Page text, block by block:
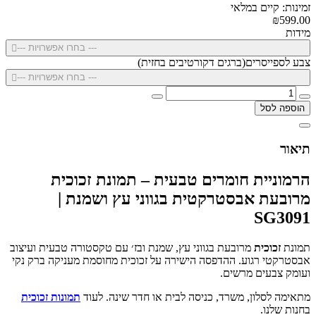
זמינות: קיים במלאי
₪599.00
מידות
--- בחרו אפשרויות ---
צבע לספייסרים(ברגים דקורטיבים בחזית)
--- בחרו אפשרויות ---
הוספה לסל
תיאור
הרמוניית חומרים טבעית – תמונת זכוכית
מרובעת אבסטרקטית בגווני עץ ושמנת |
SG3091
תמונת זכוכית מרובעת בגווני עץ, שמנת ובז׳ עם טקסטורה טבעית ועיצוב
אבסטרקטי רגוע. ההדפסה הישירה על זכוכית מחוסמת מעניקה ברק נקי
ועומק צבעים מרשים.
מתאימה לסלון, משרד, כניסה לבית או חדר שינה. לעוד תמונות זכוכית
בחנות שלנו.